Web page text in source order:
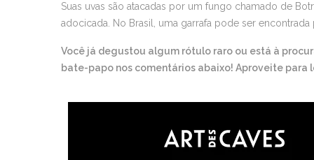
Suas uvas são atacadas por um fungo chamado de
adocicada. No Brasil, uma garrafa pode ser encontrada
Você já degustou algum rótulo raro ou está à
bate-papo nos comentários abaixo! Aproveite para